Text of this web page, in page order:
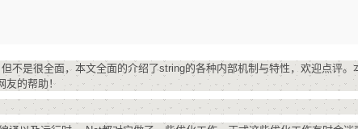
是很全面，本文全面的介绍了string的各种内部机制与特性，欢迎点评。
友的帮助！
智能体模型
Deepseek-v4-pro
旗舰 MoE 大模型，百万上下文与顶尖推理能力
GLM-5.2
图生视频，流
Wan2.7-
覆盖公网/内网、递归/权威、移动APP等全场景解析服务
Qoder CN
基于千问大模型等，支持代码智能生成、研发智能问答
云原生大数据计算服务 MaxCompute
云原生数据
容器服务
即开启云上创新
万小智 AI 建站低至 15元/月
送.CN域名，送备案服务码
Night Plan 支持 Qwen 3.8-Max NEW
AI 短剧/漫剧
AI助力短剧漫
AI 办公
快递物流查询
企业应用
WordPress
Ubuntu
成为服务
服务生态伙伴
高校合作
云工开物